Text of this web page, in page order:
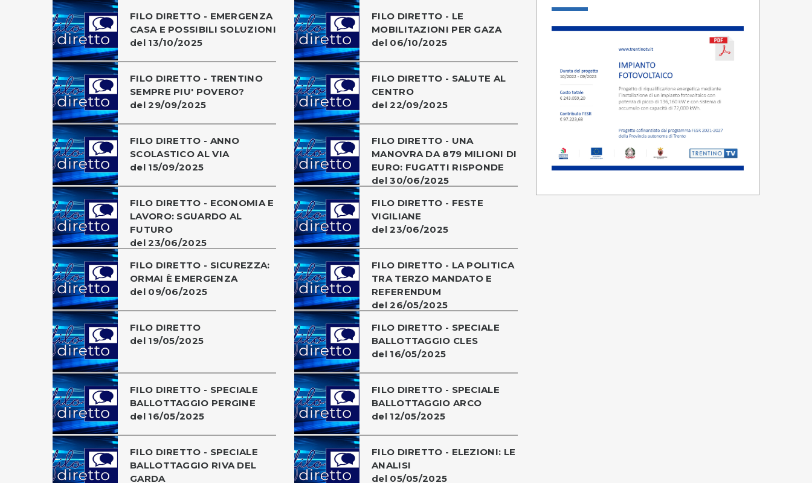
FILO DIRETTO - EMERGENZA
CASA E POSSIBILI SOLUZIONI
del 13/10/2025
FILO DIRETTO - LE
MOBILITAZIONI PER GAZA
del 06/10/2025
FILO DIRETTO - TRENTINO
SEMPRE PIU' POVERO?
del 29/09/2025
FILO DIRETTO - SALUTE AL
CENTRO
del 22/09/2025
FILO DIRETTO - ANNO
SCOLASTICO AL VIA
del 15/09/2025
FILO DIRETTO - UNA
MANOVRA DA 879 MILIONI DI
EURO: FUGATTI RISPONDE
del 30/06/2025
FILO DIRETTO - ECONOMIA E
LAVORO: SGUARDO AL
FUTURO
del 23/06/2025
FILO DIRETTO - FESTE
VIGILIANE
del 23/06/2025
FILO DIRETTO - SICUREZZA:
ORMAI È EMERGENZA
del 09/06/2025
FILO DIRETTO - LA POLITICA
TRA TERZO MANDATO E
REFERENDUM
del 26/05/2025
FILO DIRETTO
del 19/05/2025
FILO DIRETTO - SPECIALE
BALLOTTAGGIO CLES
del 16/05/2025
FILO DIRETTO - SPECIALE
BALLOTTAGGIO PERGINE
del 16/05/2025
FILO DIRETTO - SPECIALE
BALLOTTAGGIO ARCO
del 12/05/2025
FILO DIRETTO - SPECIALE
BALLOTTAGGIO RIVA DEL
GARDA
FILO DIRETTO - ELEZIONI: LE
ANALISI
del 05/05/2025